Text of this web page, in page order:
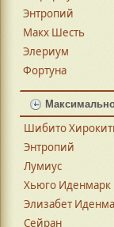
Энтропий
Макх Шесть
Элериум
Фортуна
Шибито
Энтропий
Лумиус
Хьюго Иденмарк
Элизабет
Сейран